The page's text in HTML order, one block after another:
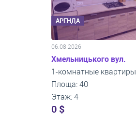
АРЕНДА
06.08.2026
Хмельницького вул.
1-комнатные квартиры
Площа: 40
Этаж: 4
0 $